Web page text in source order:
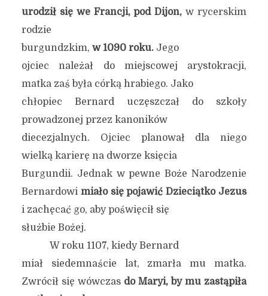
urodził się we Francji, pod Dijon, w rycerskim
rodzie
burgundzkim, w 1090 roku.Jego
ojciec należał do miejscowej arystokracji,
matka zaś była córką hrabiego. Jako
chłopiec Bernard uczęszczał do szkoły
prowadzonej przez kanoników
diecezjalnych. Ojciec planował dla niego
wielką karierę na dworze księcia
Burgundii. Jednak w pewne Boże Narodzenie
Bernardowi miało się pojawić Dzieciątko Jezus
i zachęcać go, aby poświęcił się
służbie Bożej.
W roku 1107, kiedy Bernard
miał siedemnaście lat, zmarła mu matka.
Zwrócił się wówczas do Maryi, by mu zastąpiła